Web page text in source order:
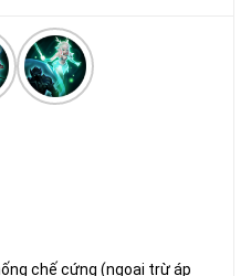
chế cứng (ngoại trừ áp